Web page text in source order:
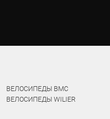
ВЕЛОСИПЕДЫ BMC
ВЕЛОСИПЕДЫ WILIER